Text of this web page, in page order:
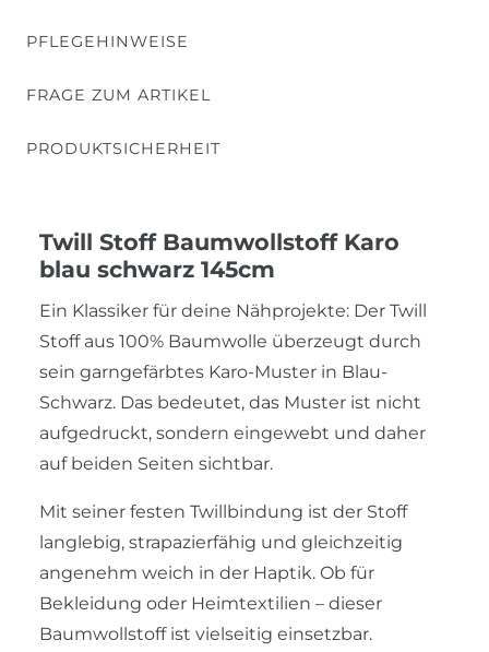
PFLEGEHINWEISE
FRAGE ZUM ARTIKEL
PRODUKTSICHERHEIT
Twill Stoff Baumwollstoff Karo
blau schwarz 145cm
Ein Klassiker für deine Nähprojekte: Der Twill
Stoff aus 100% Baumwolle überzeugt durch
sein garngefärbtes Karo-Muster in Blau-
Schwarz. Das bedeutet, das Muster ist nicht
aufgedruckt, sondern eingewebt und daher
auf beiden Seiten sichtbar.
Mit seiner festen Twillbindung ist der Stoff
langlebig, strapazierfähig und gleichzeitig
angenehm weich in der Haptik. Ob für
Bekleidung oder Heimtextilien – dieser
Baumwollstoff ist vielseitig einsetzbar.